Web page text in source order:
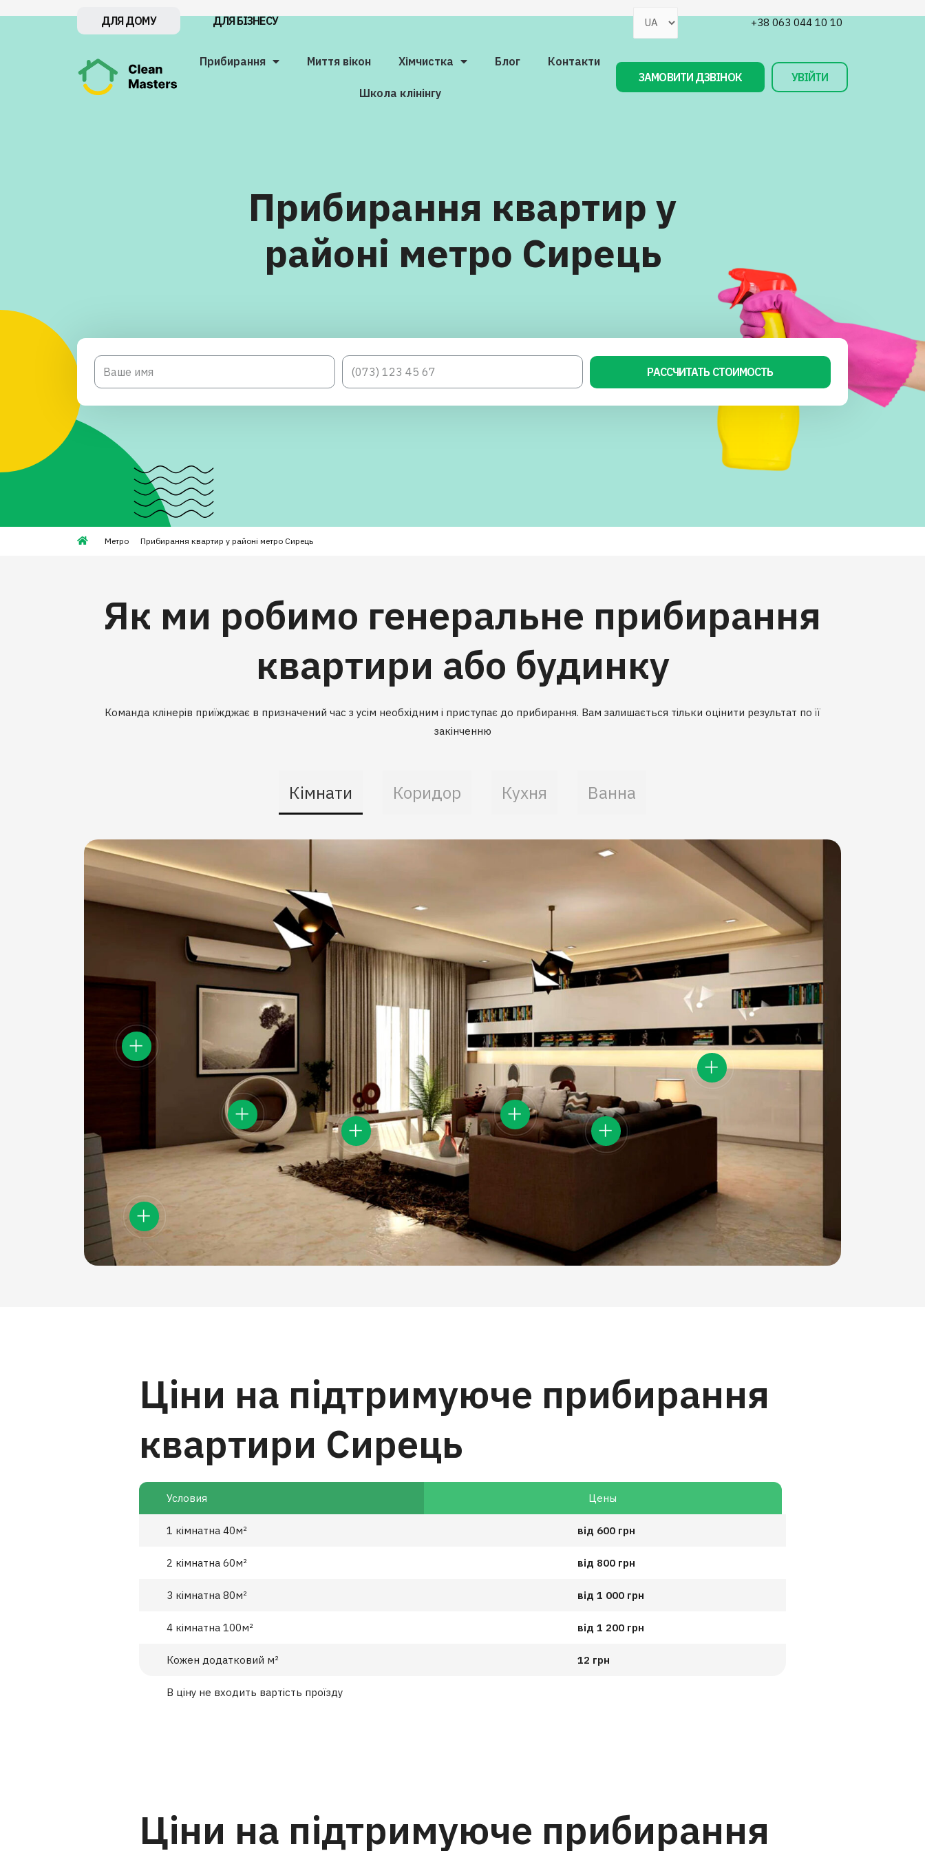
ДЛЯ ДОМУ ДЛЯ БІЗНЕСУ +38 063 044 10 10
Прибирання Миття вікон Xiмчистка Блог Контакти
Школа клінінгу
ЗАМОВИТИ ДЗВІНОК УВІЙТИ
Прибирання квартир у
районі метро Сирець
РАССЧИТАТЬ СТОИМОСТЬ
Метро Прибирання квартир у районі метро Сирець
Як ми робимо генеральне прибирання
квартири або будинку
Команда клінерів приїжджає в призначений час з усім необхідним і приступає до прибирання. Вам залишається тільки оцінити результат по її
закінченню
Кімнати Коридор Кухня Ванна
Ціни на підтримуюче прибирання
квартири Сирець
Условия Цены
1 кімнатна 40м² від 600 грн
2 кімнатна 60м² від 800 грн
3 кімнатна 80м² від 1 000 грн
4 кімнатна 100м² від 1 200 грн
Кожен додатковий м² 12 грн
В ціну не входить вартість проїзду
Ціни на підтримуюче прибирання